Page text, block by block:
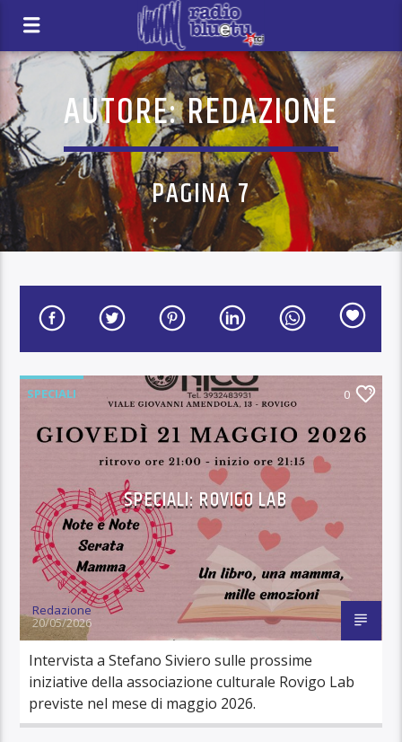
AUTORE:REDAZIONE
PAGINA 7
SPECIALI 0
SPECIALI: ROVIGO LAB
Redazione
20/05/2026
Intervista a Stefano Siviero sulle prossime
iniziative della associazione culturale Rovigo Lab
previste nel mese di maggio 2026.